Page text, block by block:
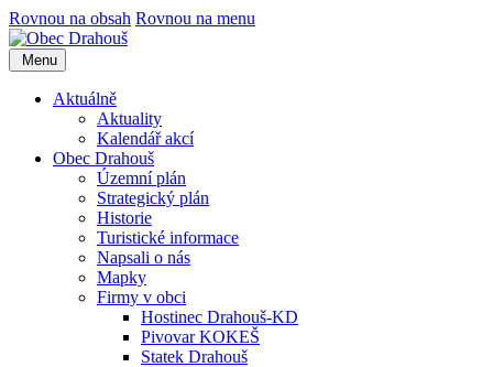
Rovnou na obsah Rovnou na menu
Menu
Aktuálně
Aktuality
Kalendář akcí
Obec Drahouš
Územní plán
Strategický plán
Historie
Turistické informace
Napsali o nás
Mapky
Firmy v obci
Hostinec Drahouš-KD
Pivovar KOKEŠ
Statek Drahouš